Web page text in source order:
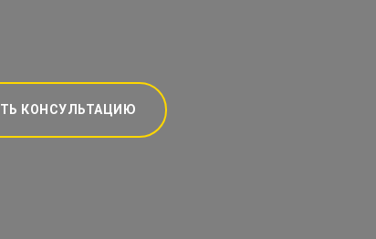
КОНСУЛЬТАЦИЮ